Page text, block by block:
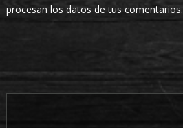
procesan los datos de tus comentarios.